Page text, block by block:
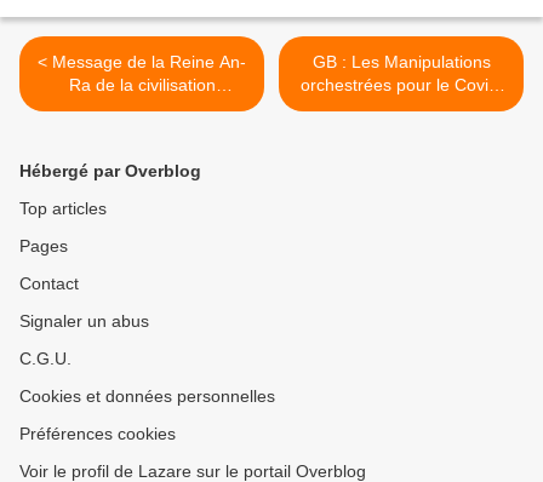
< Message de la Reine An-
Ra de la civilisation
égyptienne et de la galaxie
GB : Les Manipulations
orchestrées pour le Covid,
dévoilées >
Hébergé par Overblog
Top articles
Pages
Contact
Signaler un abus
C.G.U.
Cookies et données personnelles
Préférences cookies
Voir le profil de Lazare sur le portail Overblog